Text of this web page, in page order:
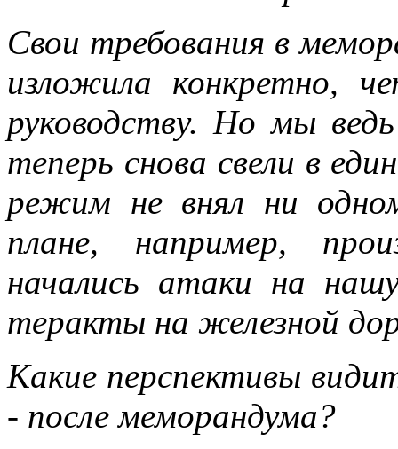
Свои требования в
изложила конкретно,
руководству. Но мы
теперь снова свели в
режим не внял ни
плане, например,
начались атаки на
теракты на железной
Какие перспективы
- после меморандума?